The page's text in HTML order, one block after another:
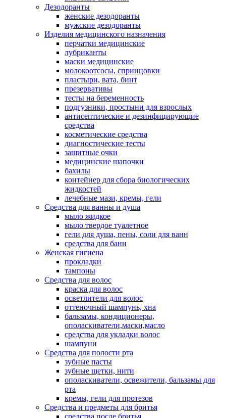
Дезодоранты
женские дезодоранты
мужские дезодоранты
Изделия медицинского назначения
перчатки медицинские
лубриканты
маски медицинские
молокоотсосы, спринцовки
пластыри, вата, бинт
презервативы
тесты на беременность
подгузники, простыни для взрослых
антисептические и дезинфицирующие
средства
косметические средства
диагностические тесты
защитные очки
медицинские шапочки
бахилы
контейнер для сбора биологических
жидкостей
лечебные мази, кремы, гели
Средства для ванны и душа
мыло жидкое
мыло твердое туалетное
гели для душа, пены, соли для ванн
средства для бани
Женская гигиена
прокладки
тампоны
Средства для волос
краска для волос
осветлители для волос
оттеночный шампунь, хна
бальзамы, кондиционеры,
ополаскиватели,маски,масло
средства для укладки волос
шампуни
Средства для полости рта
зубные пасты
зубные щетки, нити
ополаскиватели, освежители, бальзамы для
рта
кремы, гели для протезов
Средства и предметы для бритья
средства после бритья